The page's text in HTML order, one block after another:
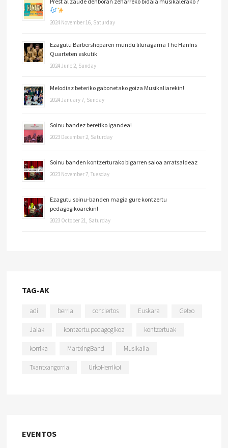
2024 November 16, Saturday
Ezagutu Barbershoparen mundu liluragarria The Hanfris
Quarteten eskutik
2024 June 2, Sunday
Melodiaz beteriko gabonetako goiza Musikaliarekin!
2024 January 7, Sunday
Soinu bandez beretiko igandea!
2023 December 2, Saturday
Soinu banden kontzerturako bigarren saioa arratsaldeaz
2023 November 7, Tuesday
Ezagutu soinu-banden magia gure kontzertu
pedagogikoarekin!
2023 October 21, Saturday
TAG-AK
adi berria conciertos Euskara Getxo
Jaiak kontzertu.pedagogikoa kontzertuak
korrika MartxingBand Musikalia
Txantxangorria UrkoHerrikoi
EVENTOS